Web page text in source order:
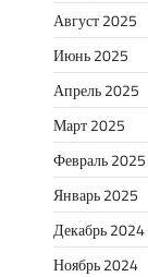
Август 2025
Июнь 2025
Апрель 2025
Март 2025
Февраль 2025
Январь 2025
Декабрь 2024
Ноябрь 2024